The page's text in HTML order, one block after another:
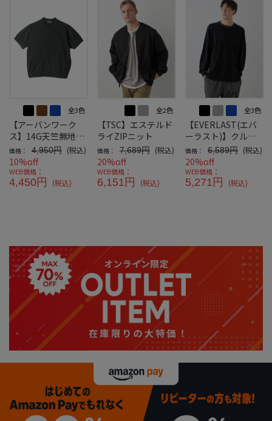
全3色
【アーバンワーク
ス】14G天竺無地調
ニットクルーネック
価格： 4,950円 (税込)
10%off
WEB価格：
4,450円 (税込)
全2色
【TSC】エステルド
ライZIPニット
価格： 7,689円 (税込)
20%off
WEB価格：
6,151円 (税込)
全3色
【EVERLAST(エバ
ーラスト)】クルー
ネック襟ジャガード
ニット
価格： 6,589円 (税込)
20%off
WEB価格：
5,271円 (税込)